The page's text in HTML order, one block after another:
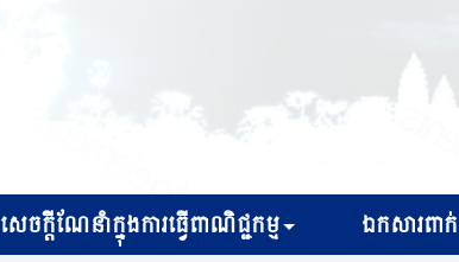
សេចក្ដីណែនាំក្នុងការធ្វើពាណិជ្ជកម្ម ឯកសារពា